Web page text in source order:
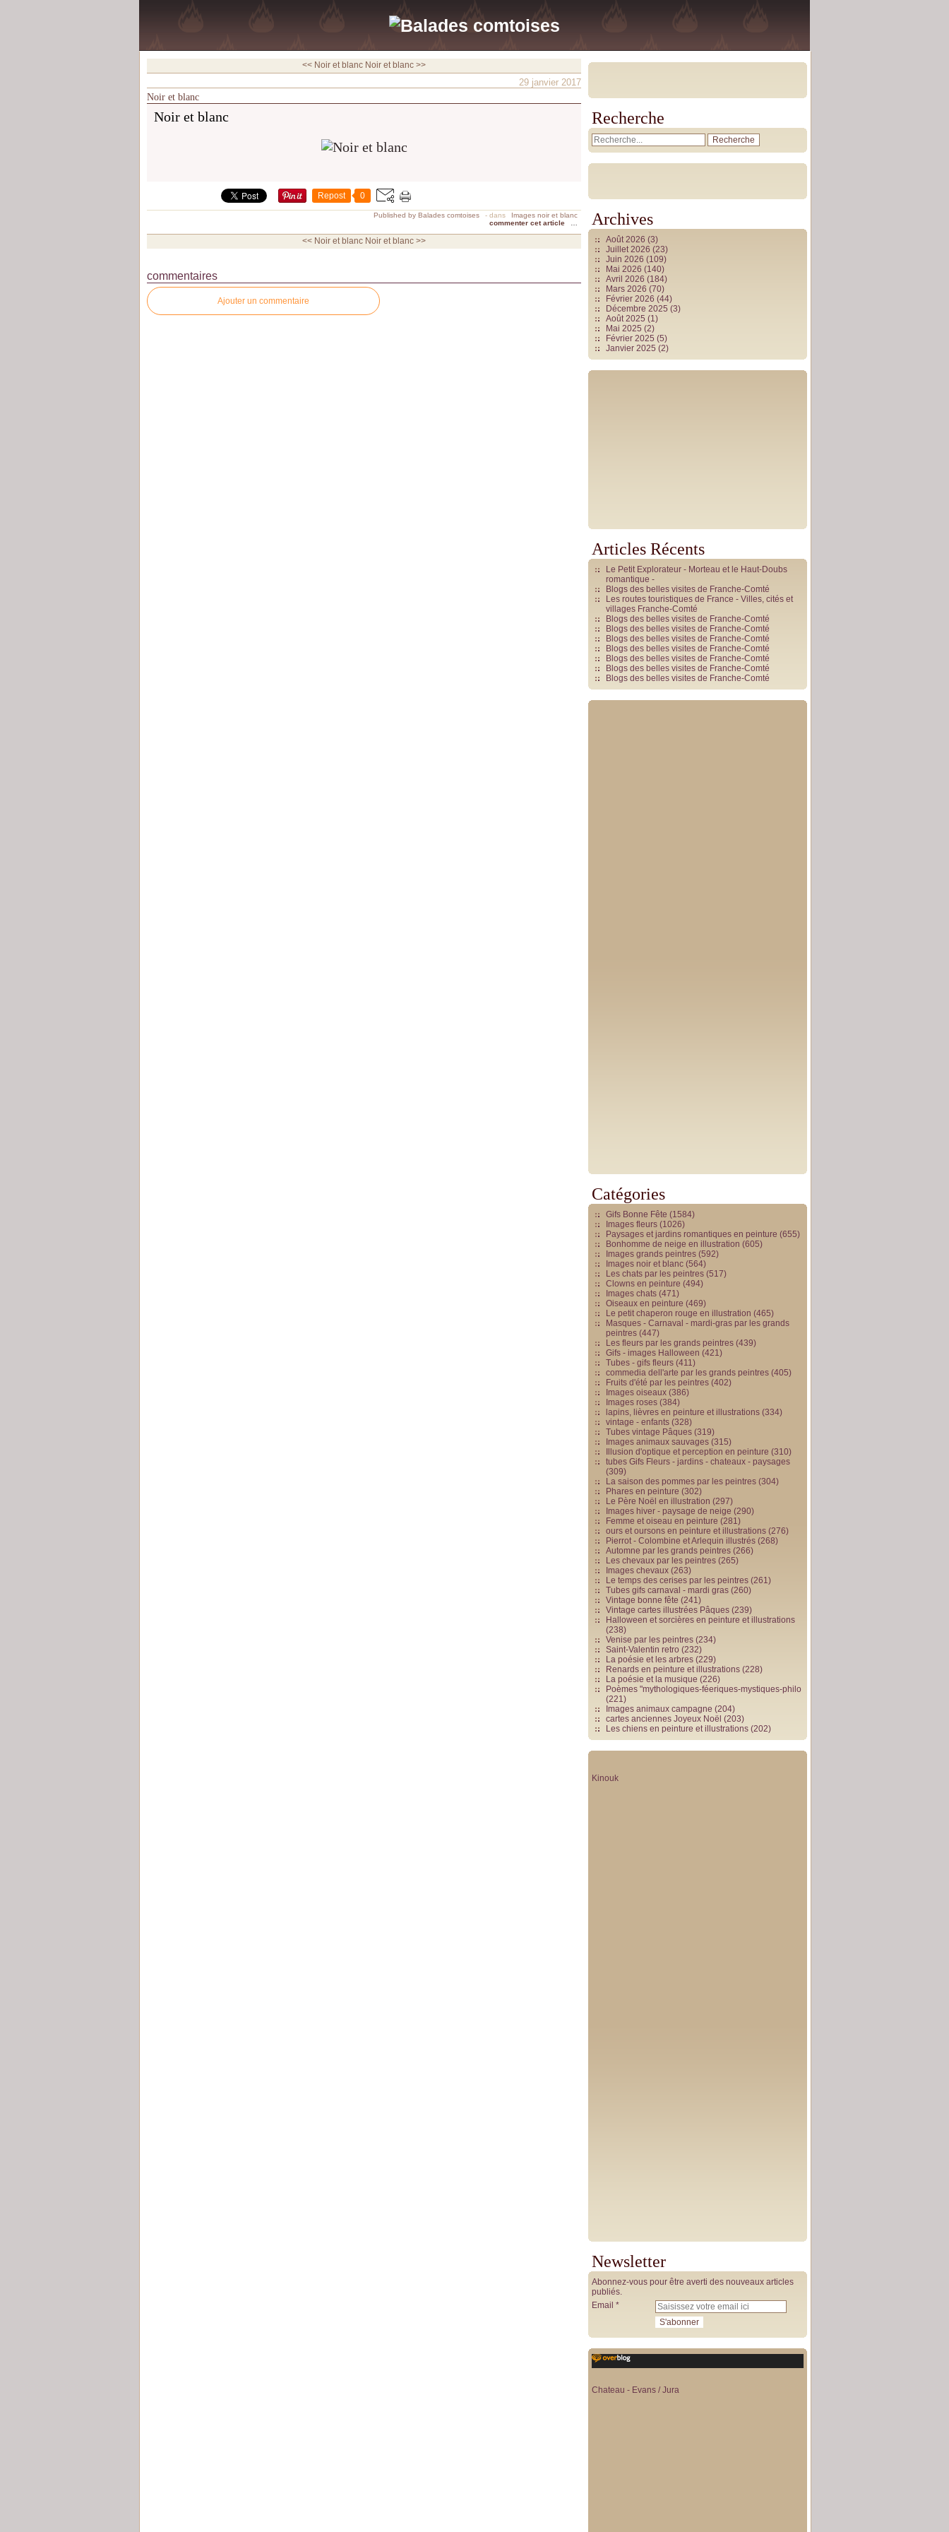
<< Noir et blanc Noir et blanc >>
29 janvier 2017
Noir et blanc
Noir et blanc
Repost 0
Published by Balades comtoises - dans
Images noir et blanc
commenter cet article
<< Noir et blanc Noir et blanc >>
commentaires
Ajouter un commentaire
Recherche
Archives
Août 2026 (3)
Juillet 2026 (23)
Juin 2026 (109)
Mai 2026 (140)
Avril 2026 (184)
Mars 2026 (70)
Février 2026 (44)
Décembre 2025 (3)
Août 2025 (1)
Mai 2025 (2)
Février 2025 (5)
Janvier 2025 (2)
Articles Récents
Le Petit Explorateur - Morteau et le Haut-Doubs
romantique -
Blogs des belles visites de Franche-Comté
Les routes touristiques de France - Villes, cités et
villages Franche-Comté
Blogs des belles visites de Franche-Comté
Blogs des belles visites de Franche-Comté
Blogs des belles visites de Franche-Comté
Blogs des belles visites de Franche-Comté
Blogs des belles visites de Franche-Comté
Blogs des belles visites de Franche-Comté
Blogs des belles visites de Franche-Comté
Catégories
Gifs Bonne Fête (1584)
Images fleurs (1026)
Paysages et jardins romantiques en peinture (655)
Bonhomme de neige en illustration (605)
Images grands peintres (592)
Images noir et blanc (564)
Les chats par les peintres (517)
Clowns en peinture (494)
Images chats (471)
Oiseaux en peinture (469)
Le petit chaperon rouge en illustration (465)
Masques - Carnaval - mardi-gras par les grands
peintres (447)
Les fleurs par les grands peintres (439)
Gifs - images Halloween (421)
Tubes - gifs fleurs (411)
commedia dell'arte par les grands peintres (405)
Fruits d'été par les peintres (402)
Images oiseaux (386)
Images roses (384)
lapins, lièvres en peinture et illustrations (334)
vintage - enfants (328)
Tubes vintage Pâques (319)
Images animaux sauvages (315)
Illusion d'optique et perception en peinture (310)
tubes Gifs Fleurs - jardins - chateaux - paysages
(309)
La saison des pommes par les peintres (304)
Phares en peinture (302)
Le Père Noël en illustration (297)
Images hiver - paysage de neige (290)
Femme et oiseau en peinture (281)
ours et oursons en peinture et illustrations (276)
Pierrot - Colombine et Arlequin illustrés (268)
Automne par les grands peintres (266)
Les chevaux par les peintres (265)
Images chevaux (263)
Le temps des cerises par les peintres (261)
Tubes gifs carnaval - mardi gras (260)
Vintage bonne fête (241)
Vintage cartes illustrées Pâques (239)
Halloween et sorcières en peinture et illustrations
(238)
Venise par les peintres (234)
Saint-Valentin retro (232)
La poésie et les arbres (229)
Renards en peinture et illustrations (228)
La poésie et la musique (226)
Poèmes "mythologiques-féeriques-mystiques-philo
(221)
Images animaux campagne (204)
cartes anciennes Joyeux Noël (203)
Les chiens en peinture et illustrations (202)
Kinouk
Newsletter
Abonnez-vous pour être averti des nouveaux articles
publiés.
Email
Chateau - Evans / Jura